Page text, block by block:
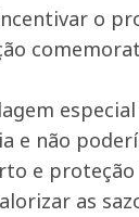
o
e não
e
as